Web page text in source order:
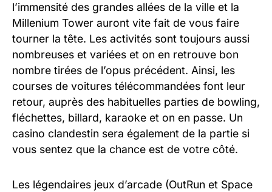
l’immensité des grandes allées de la ville et la
Millenium Tower auront vite fait de vous faire
tourner la tête. Les activités sont toujours aussi
nombreuses et variées et on en retrouve bon
nombre tirées de l’opus précédent. Ainsi, les
courses de voitures télécommandées font leur
retour, auprès des habituelles parties de bowling,
fléchettes, billard, karaoke et on en passe. Un
casino clandestin sera également de la partie si
vous sentez que la chance est de votre côté.
Les légendaires jeux d’arcade (OutRun et Space